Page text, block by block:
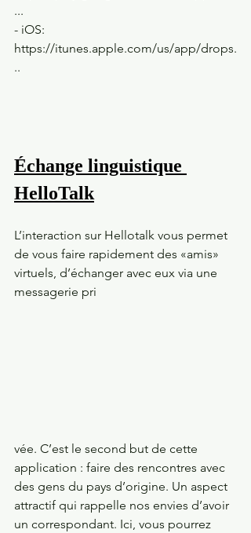
...
- iOS:
https://itunes.apple.com/us/app/drops.
..
Échange linguistique
HelloTalk
L’interaction sur Hellotalk vous permet
de vous faire rapidement des «amis»
virtuels, d’échanger avec eux via une
messagerie pri
vée. C’est le second but de cette
application : faire des rencontres avec
des gens du pays d’origine. Un aspect
attractif qui rappelle nos envies d’avoir
un correspondant. Ici, vous pourrez